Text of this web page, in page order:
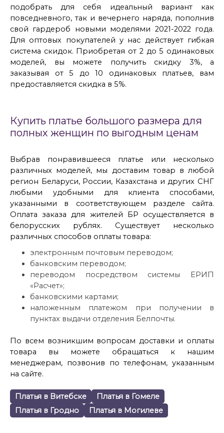
подобрать для себя идеальный вариант как
повседневного, так и вечернего наряда, пополнив
свой гардероб новыми моделями 2021-2022 года.
Для оптовых покупателей у нас действует гибкая
система скидок. Приобретая от 2 до 5 одинаковых
моделей, вы можете получить скидку 3%, а
заказывая от 5 до 10 одинаковых платьев, вам
предоставляется скидка в 5%.
Купить платье большого размера для
полных женщин по выгодным ценам
Выбрав понравившееся платье или несколько
различных моделей, мы доставим товар в любой
регион Беларуси, России, Казахстана и других СНГ
любыми удобными для клиента способами,
указанными в соответствующем разделе сайта.
Оплата заказа для жителей БР осуществляется в
белорусских рублях. Существует несколько
различных способов оплаты товара:
электронным почтовым переводом;
банковским переводом;
переводом посредством системы ЕРИП
«Расчет»;
банковскими картами;
наложенным платежом при получении в
пунктах выдачи отделения Белпочты.
По всем возникшим вопросам доставки и оплаты
товара вы можете обращаться к нашим
менеджерам, позвонив по телефонам, указанным
на сайте.
Платья в Витебске
Платья в Гомеле
Платья в Гродно
Платья в Могилеве